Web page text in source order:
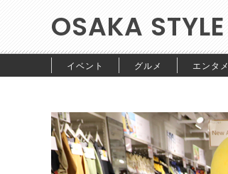
OSAKA STYLE
イベント グルメ エンタメ